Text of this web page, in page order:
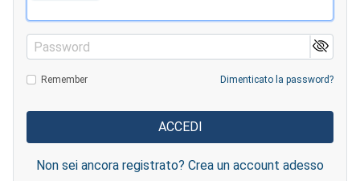
Password
Remember Dimenticato la password?
Non sei ancora registrato? Crea un account adesso